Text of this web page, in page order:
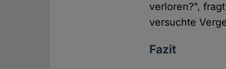
verloren?",
versuchte
Fazit